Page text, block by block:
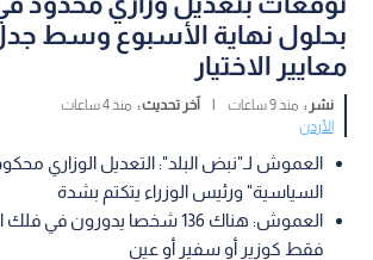
بحلول نهاية الأسبوع وسط
معايير الاختيار
نشر : منذ 9 ساعات | آخر تحديث : منذ 4 ساعات
الأردن
العموش لـ"نبض البلد": التعديل الوزاري
السياسية" ورئيس الوزراء يتكتم بشدة
العموش: هناك 136 شخصا يدورون
فقط كوزير أو سفير أو عين